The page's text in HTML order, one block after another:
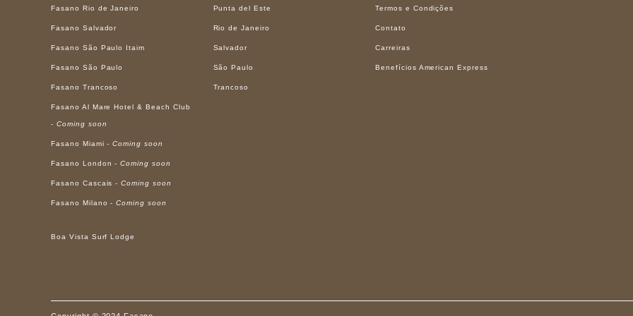
Fasano Rio de Janeiro
Fasano Salvador
Fasano São Paulo Itaim
Fasano São Paulo
Fasano Trancoso
Fasano Al Mare Hotel & Beach Club
- Coming soon
Fasano Miami -Coming soon
Fasano London -Coming soon
Fasano Cascais -Coming soon
Fasano Milano -Coming soon
Boa Vista Surf Lodge
Punta del Este
Rio de Janeiro
Salvador
São Paulo
Trancoso
Termos e Condições
Contato
Carreiras
Benefícios American Express